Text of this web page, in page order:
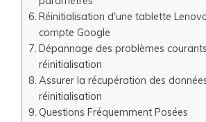
Réinitialisation d'une tablette
compte Google
Dépannage des problèmes
réinitialisation
Assurer la récupération des
réinitialisation
Questions Fréquemment Posées